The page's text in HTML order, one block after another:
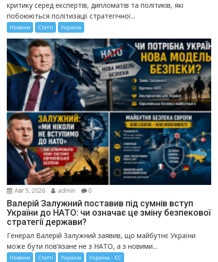
критику серед експертів, дипломатів та політиків, які
побоюються політизації стратегічної...
Новини Статті Україна
Авг 5, 2026 admin 0
Валерій Залужний поставив під сумнів вступ
України до НАТО: чи означає це зміну безпекової
стратегії держави?
Генерал Валерій Залужний заявив, що майбутнє України
може бути пов’язане не з НАТО, а з новими...
Новини Статті Україна Україна - ЄС